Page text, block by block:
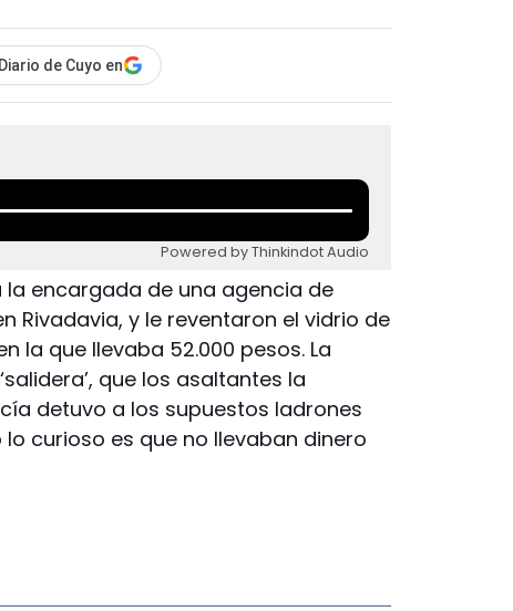
de Cuyo en
Powered by Thinkindot Audio
la encargada de una agencia de
Rivadavia, y le reventaron el vidrio de
la que llevaba 52.000 pesos. La
que los asaltantes la
detuvo a los supuestos ladrones
curioso es que no llevaban dinero